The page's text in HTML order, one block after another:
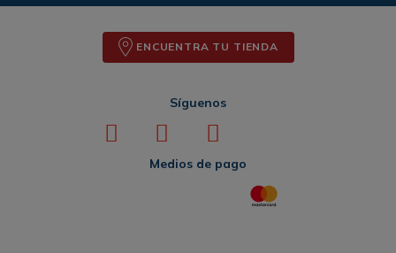
ENCUENTRA TU TIENDA
Síguenos
Medios de pago